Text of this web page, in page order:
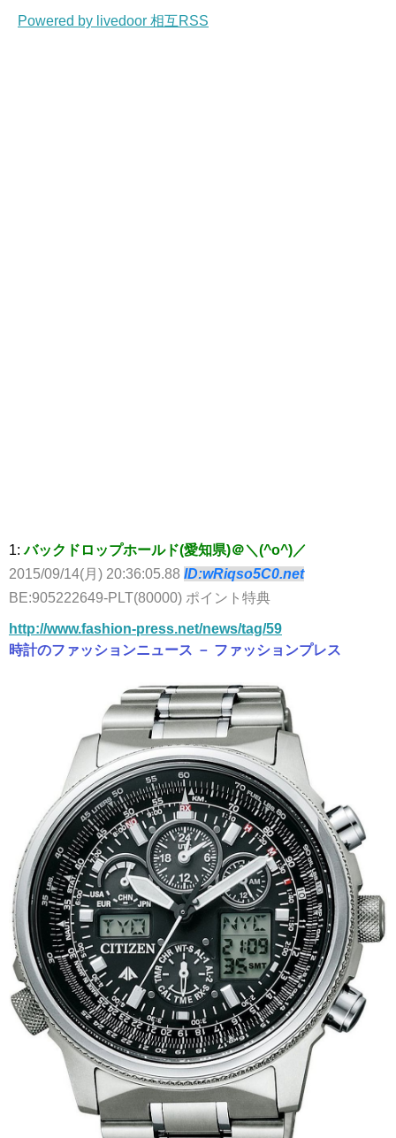
Powered by livedoor 相互RSS
1:バックドロップホールド(愛知県)＠＼(^o^)／
2015/09/14(月) 20:36:05.88 ID:wRiqso5C0.net
BE:905222649-PLT(80000) ポイント特典
http://www.fashion-press.net/news/tag/59
時計のファッションニュース － ファッションプレス